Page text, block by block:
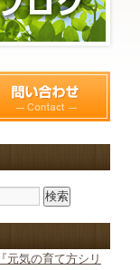
元気の育て方シリ